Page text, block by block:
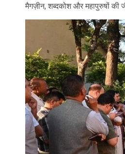
मैगज़ीन, शब्दकोश और महापुरुषों की